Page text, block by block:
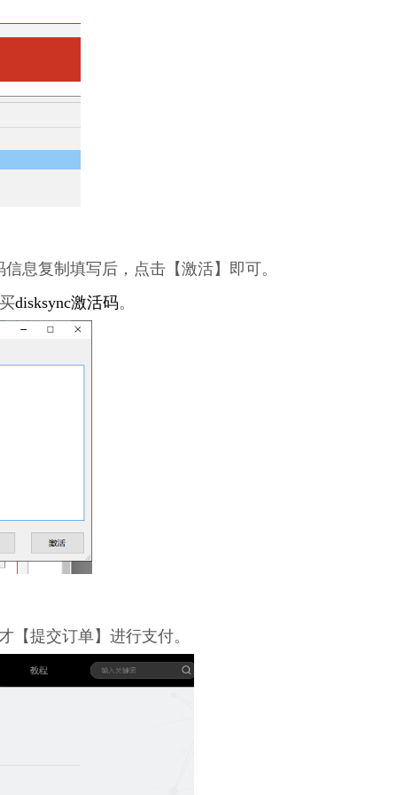
息复制填写后，点击【激活】即可。
disksync激活码。
【提交订单】进行支付。